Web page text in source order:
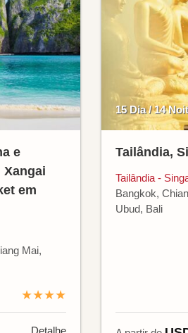
e
Xangai
em
Mai,
★★★★
15 Dia / 14
Tailândia,
Tailândia -
Bangkok,
Ubud, Bali